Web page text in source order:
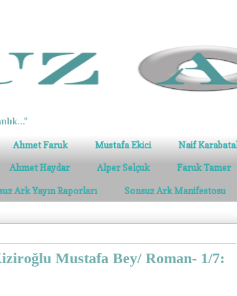
Ahmet Faruk Mustafa Ekici Naif
Ahmet Haydar Alper Selçuk Faruk Tamer
Ark Yayın Raporları Sonsuz Ark Manifestosu
Mustafa Bey/ Roman- 1/7: